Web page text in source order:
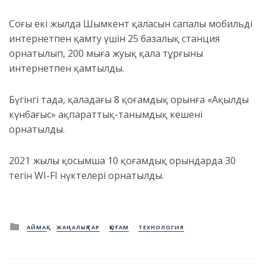
Соңғы екі жылда Шымкент қаласын сапалы мобильді
интернетпен қамту үшін 25 базалық станция
орнатылып, 200 мыңға жуық қала тұрғыны
интернетпен қамтылды.
Бүгінгі таңда, қаладағы 8 қоғамдық орынға «Ақылды
күнбағыс» ақпараттық-танымдық кешені
орнатылды.
2021 жылы қосымша 10 қоғамдық орындарда 30
тегін WI-FI нүктелері орнатылды.
Posted
in
АЙМАҚ ЖАҢАЛЫҚТАР ҚОҒАМ ТЕХНОЛОГИЯ